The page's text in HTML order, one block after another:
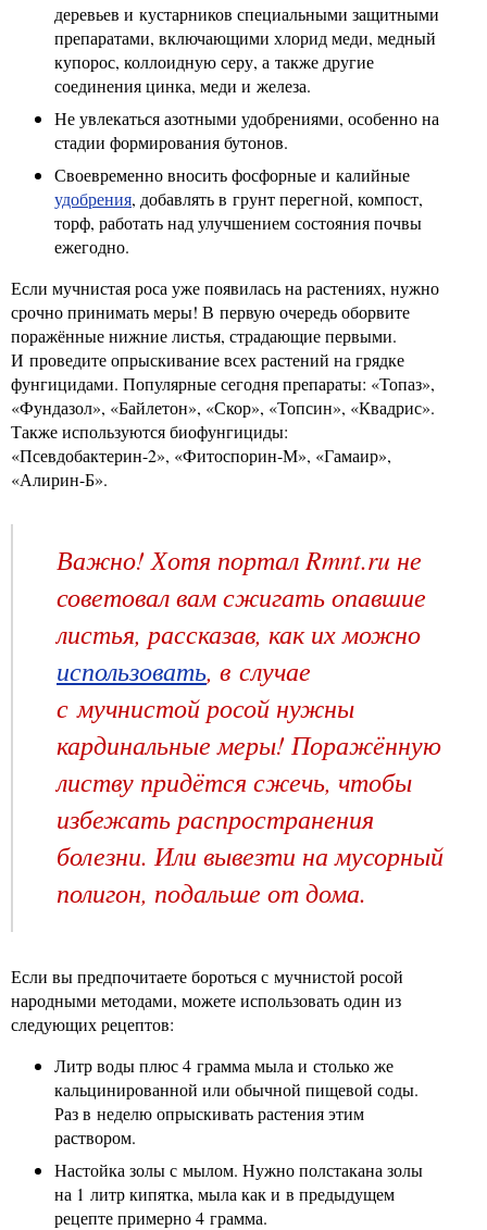
деревьев и кустарников специальными защитными
препаратами, включающими хлорид меди, медный
купорос, коллоидную серу, а также другие
соединения цинка, меди и железа.
Не увлекаться азотными удобрениями, особенно на
стадии формирования бутонов.
Своевременно вносить фосфорные и калийные
удобрения, добавлять в грунт перегной, компост,
торф, работать над улучшением состояния почвы
ежегодно.
Если мучнистая роса уже появилась на растениях, нужно
срочно принимать меры! В первую очередь оборвите
поражённые нижние листья, страдающие первыми.
И проведите опрыскивание всех растений на грядке
фунгицидами. Популярные сегодня препараты: «Топаз»,
«Фундазол», «Байлетон», «Скор», «Топсин», «Квадрис».
Также используются биофунгициды:
«Псевдобактерин-2», «Фитоспорин-М», «Гамаир»,
«Алирин-Б».
Важно! Хотя портал Rmnt.ru не
советовал вам сжигать опавшие
листья, рассказав, как их можно
использовать, в случае
с мучнистой росой нужны
кардинальные меры! Поражённую
листву придётся сжечь, чтобы
избежать распространения
болезни. Или вывезти на мусорный
полигон, подальше от дома.
Если вы предпочитаете бороться с мучнистой росой
народными методами, можете использовать один из
следующих рецептов:
Литр воды плюс 4 грамма мыла и столько же
кальцинированной или обычной пищевой соды.
Раз в неделю опрыскивать растения этим
раствором.
Настойка золы с мылом. Нужно полстакана золы
на 1 литр кипятка, мыла как и в предыдущем
рецепте примерно 4 грамма.